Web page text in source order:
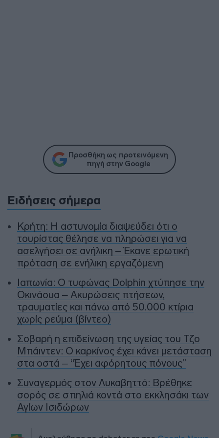
Προσθήκη ως προτεινόμενη
πηγή στην Google
Ειδήσεις σήμερα
Κρήτη: Η αστυνομία διαψεύδει ότι ο
τουρίστας θέλησε να πληρώσει για να
ασελγήσει σε ανήλικη – Έκανε ερωτική
πρόταση σε ενήλικη εργαζόμενη
Ιαπωνία: Ο τυφώνας Dolphin χτύπησε την
Οκινάουα – Ακυρώσεις πτήσεων,
τραυματίες και πάνω από 50.000 κτίρια
χωρίς ρεύμα (βίντεο)
Σοβαρή η επιδείνωση της υγείας του Τζο
Μπάιντεν: Ο καρκίνος έχει κάνει μετάσταση
στα οστά – “Έχει αφόρητους πόνους”
Συναγερμός στον Λυκαβηττό: Βρέθηκε
σορός σε σπηλιά κοντά στο εκκλησάκι των
Αγίων Ισιδώρων